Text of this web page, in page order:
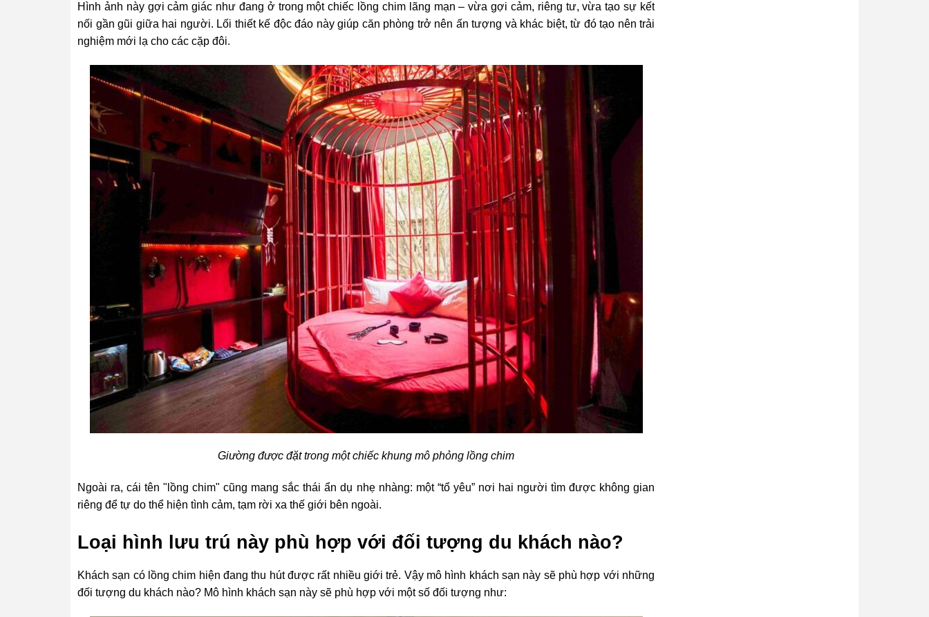
Hình ảnh này gợi cảm giác như đang ở trong một chiếc lồng chim lãng mạn – vừa gợi cảm, riêng tư, vừa tạo sự kết
nối gần gũi giữa hai người. Lối thiết kế độc đáo này giúp căn phòng trở nên ấn tượng và khác biệt, từ đó tạo nên trải
nghiệm mới lạ cho các cặp đôi.
Giường được đặt trong một chiếc khung mô phỏng lồng chim
Ngoài ra, cái tên "lồng chim" cũng mang sắc thái ẩn dụ nhẹ nhàng: một “tổ yêu” nơi hai người tìm được không gian
riêng để tự do thể hiện tình cảm, tạm rời xa thế giới bên ngoài.
Loại hình lưu trú này phù hợp với đối tượng du khách nào?
Khách sạn có lồng chim hiện đang thu hút được rất nhiều giới trẻ. Vậy mô hình khách sạn này sẽ phù hợp với những
đối tượng du khách nào? Mô hình khách sạn này sẽ phù hợp với một số đối tượng như: